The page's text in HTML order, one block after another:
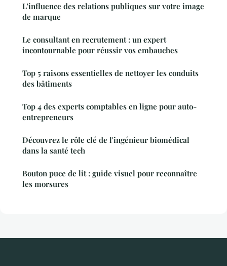
L'influence des relations publiques sur votre image
de marque
Le consultant en recrutement : un expert
incontournable pour réussir vos embauches
Top 5 raisons essentielles de nettoyer les conduits
des bâtiments
Top 4 des experts comptables en ligne pour auto-
entrepreneurs
Découvrez le rôle clé de l'ingénieur biomédical
dans la santé tech
Bouton puce de lit : guide visuel pour reconnaître
les morsures